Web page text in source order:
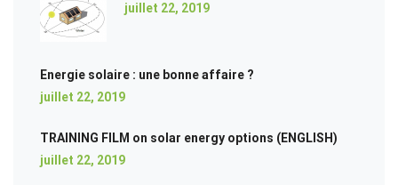
juillet 22, 2019
Energie solaire : une bonne affaire ?
juillet 22, 2019
TRAINING FILM on solar energy options (ENGLISH)
juillet 22, 2019